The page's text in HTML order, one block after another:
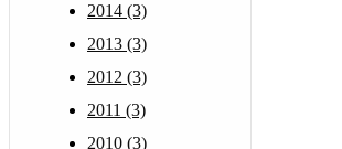
2014 (3)
2013 (3)
2012 (3)
2011 (3)
2010 (3)